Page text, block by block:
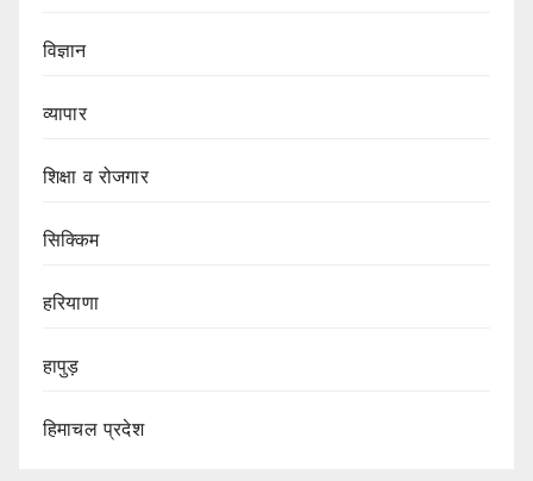
विज्ञान
व्यापार
शिक्षा व रोजगार
सिक्किम
हरियाणा
हापुड़
हिमाचल प्रदेश